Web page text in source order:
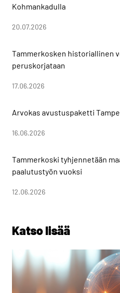
Kohmankadulla
20.07.2026
Tammerkosken historiallinen
peruskorjataan
17.06.2026
Arvokas avustuspaketti
16.06.2026
Tammerkoski tyhjennetään
paalutustyön vuoksi
12.06.2026
Katso lisää